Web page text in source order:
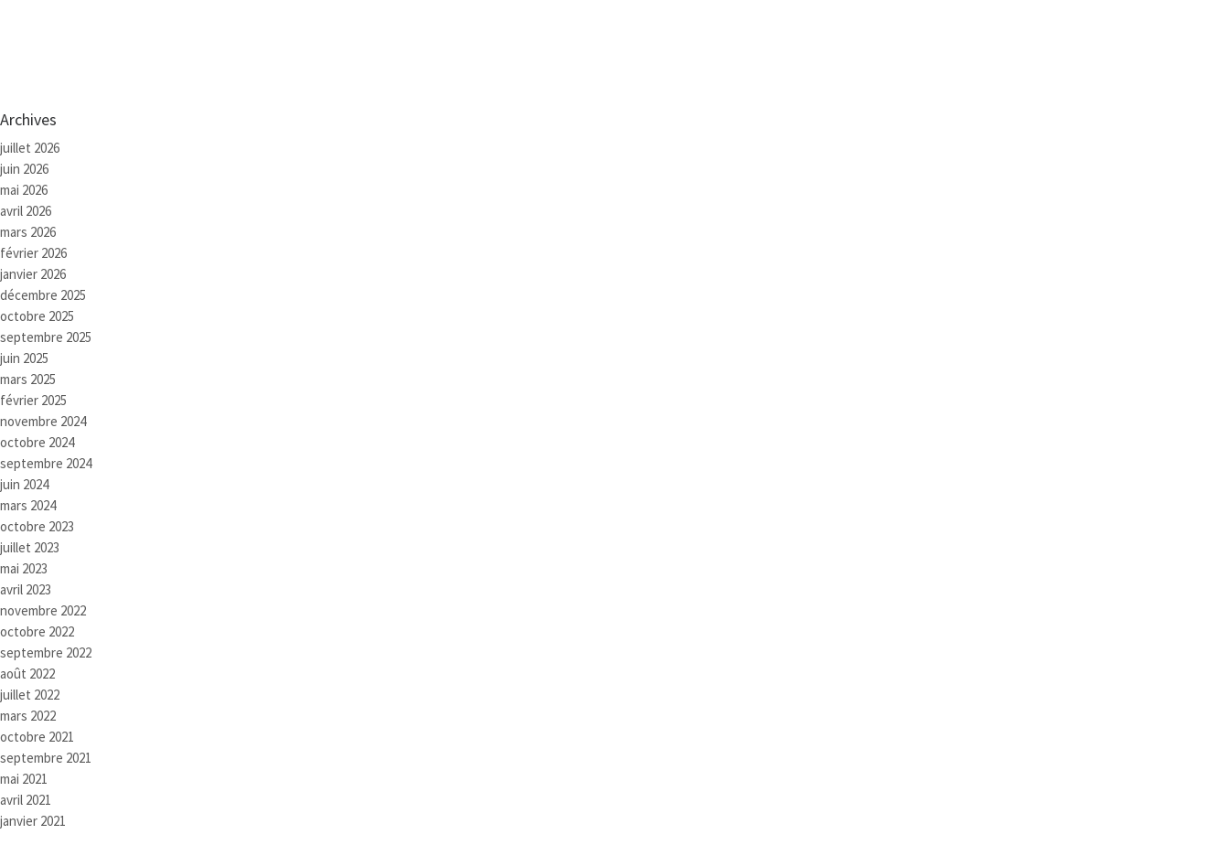
Archives
juillet 2026
juin 2026
mai 2026
avril 2026
mars 2026
février 2026
janvier 2026
décembre 2025
octobre 2025
septembre 2025
juin 2025
mars 2025
février 2025
novembre 2024
octobre 2024
septembre 2024
juin 2024
mars 2024
octobre 2023
juillet 2023
mai 2023
avril 2023
novembre 2022
octobre 2022
septembre 2022
août 2022
juillet 2022
mars 2022
octobre 2021
septembre 2021
mai 2021
avril 2021
janvier 2021